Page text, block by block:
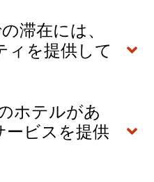
滞在には、
ィを提供して
ホテルがあ
ービスを提供